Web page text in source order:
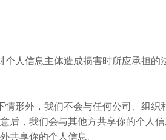
人信息主体造成损害时所应承担的
形外，我们不会与任何公司、组织
后，我们会与其他方共享你的个人信
共享你的个人信息。